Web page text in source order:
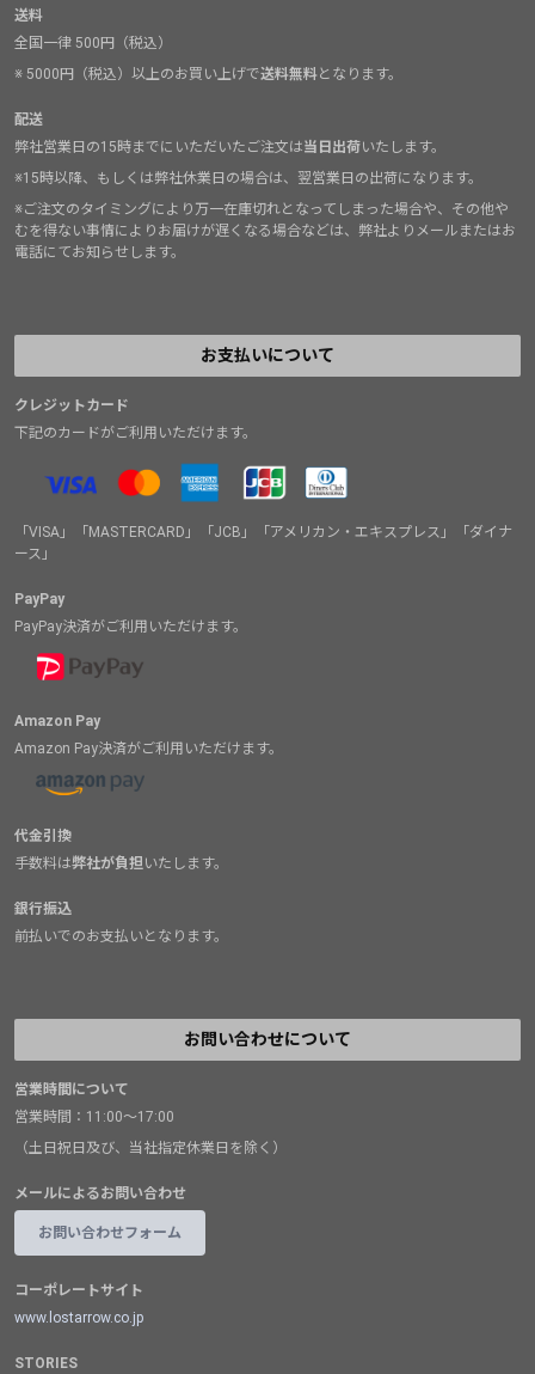
送料
全国一律 500円（税込）
※ 5000円（税込）以上のお買い上げで送料無料となります。
配送
弊社営業日の15時までにいただいたご注文は当日出荷いたします。
※15時以降、もしくは弊社休業日の場合は、翌営業日の出荷になります。
※ご注文のタイミングにより万一在庫切れとなってしまった場合や、その他や
むを得ない事情によりお届けが遅くなる場合などは、弊社よりメールまたはお
電話にてお知らせします。
お支払いについて
クレジットカード
下記のカードがご利用いただけます。
「VISA」「MASTERCARD」「JCB」「アメリカン・エキスプレス」「ダイナ
ース」
PayPay
PayPay決済がご利用いただけます。
Amazon Pay
Amazon Pay決済がご利用いただけます。
代金引換
手数料は弊社が負担いたします。
銀行振込
前払いでのお支払いとなります。
お問い合わせについて
営業時間について
営業時間：11:00～17:00
（土日祝日及び、当社指定休業日を除く）
メールによるお問い合わせ
お問い合わせフォーム
コーポレートサイト
www.lostarrow.co.jp
STORIES